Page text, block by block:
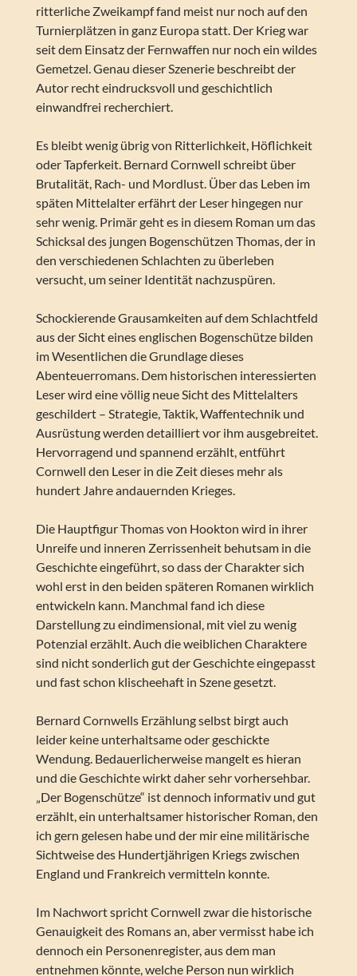
ritterliche Zweikampf fand meist nur noch auf den
Turnierplätzen in ganz Europa statt. Der Krieg war
seit dem Einsatz der Fernwaffen nur noch ein wildes
Gemetzel. Genau dieser Szenerie beschreibt der
Autor recht eindrucksvoll und geschichtlich
einwandfrei recherchiert.
Es bleibt wenig übrig von Ritterlichkeit, Höflichkeit
oder Tapferkeit. Bernard Cornwell schreibt über
Brutalität, Rach- und Mordlust. Über das Leben im
späten Mittelalter erfährt der Leser hingegen nur
sehr wenig. Primär geht es in diesem Roman um das
Schicksal des jungen Bogenschützen Thomas, der in
den verschiedenen Schlachten zu überleben
versucht, um seiner Identität nachzuspüren.
Schockierende Grausamkeiten auf dem Schlachtfeld
aus der Sicht eines englischen Bogenschütze bilden
im Wesentlichen die Grundlage dieses
Abenteuerromans. Dem historischen interessierten
Leser wird eine völlig neue Sicht des Mittelalters
geschildert – Strategie, Taktik, Waffentechnik und
Ausrüstung werden detailliert vor ihm ausgebreitet.
Hervorragend und spannend erzählt, entführt
Cornwell den Leser in die Zeit dieses mehr als
hundert Jahre andauernden Krieges.
Die Hauptfigur Thomas von Hookton wird in ihrer
Unreife und inneren Zerrissenheit behutsam in die
Geschichte eingeführt, so dass der Charakter sich
wohl erst in den beiden späteren Romanen wirklich
entwickeln kann. Manchmal fand ich diese
Darstellung zu eindimensional, mit viel zu wenig
Potenzial erzählt. Auch die weiblichen Charaktere
sind nicht sonderlich gut der Geschichte eingepasst
und fast schon klischeehaft in Szene gesetzt.
Bernard Cornwells Erzählung selbst birgt auch
leider keine unterhaltsame oder geschickte
Wendung. Bedauerlicherweise mangelt es hieran
und die Geschichte wirkt daher sehr vorhersehbar.
„Der Bogenschütze“ ist dennoch informativ und gut
erzählt, ein unterhaltsamer historischer Roman, den
ich gern gelesen habe und der mir eine militärische
Sichtweise des Hundertjährigen Kriegs zwischen
England und Frankreich vermitteln konnte.
Im Nachwort spricht Cornwell zwar die historische
Genauigkeit des Romans an, aber vermisst habe ich
dennoch ein Personenregister, aus dem man
entnehmen könnte, welche Person nun wirklich